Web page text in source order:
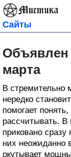
Сайты
Объявлен
марта
В стремительно
нередко
помогает
рассчитывать. В
приковано сразу
них неожиданно
окутывает